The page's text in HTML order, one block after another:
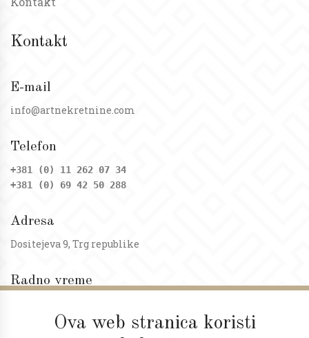
Ova web stranica koristi
Kontakt
E-mail
info@artnekretnine.com
Telefon
+381 (0) 11 262 07 34
+381 (0) 69 42 50 288
Adresa
Dositejeva 9, Trg republike
Radno vreme
Subota: 09 - 17h